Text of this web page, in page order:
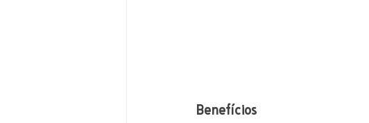
Benefícios